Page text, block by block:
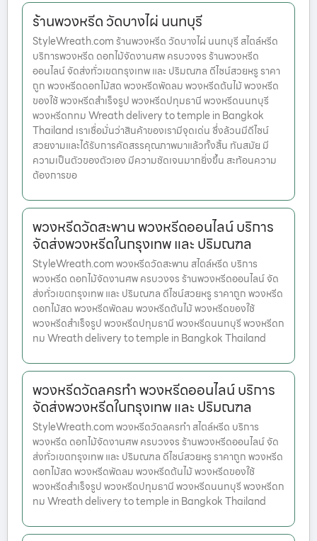
ร้านพวงหรีด วัดบางไผ่ นนทบุรี
StyleWreath.com ร้านพวงหรีด วัดบางไผ่ นนทบุรี สไตล์หรีด
บริการพวงหรีด ดอกไม้จัดงานศพ ครบวงจร ร้านพวงหรีด
ออนไลน์ จัดส่งทั่วเขตกรุงเทพ และ ปริมณฑล ดีไซน์สวยหรู ราคา
ถูก พวงหรีดดอกไม้สด พวงหรีดพัดลม พวงหรีดต้นไม้ พวงหรีด
ของใช้ พวงหรีดสำเร็จรูป พวงหรีดปทุมธานี พวงหรีดนนทบุรี
พวงหรีดกทม Wreath delivery to temple in Bangkok
Thailand เราเชื่อมั่นว่าสินค้าของเรามีจุดเด่น ซึ่งล้วนมีดีไซน์
สวยงามและได้รับการคัดสรรคุณภาพมาแล้วทั้งสิ้น ทันสมัย มี
ความเป็นตัวของตัวเอง มีความชัดเจนมากยิ่งขึ้น สะท้อนความ
ต้องการขอ
พวงหรีดวัดสะพาน พวงหรีดออนไลน์ บริการ
จัดส่งพวงหรีดในกรุงเทพ และ ปริมณฑล
StyleWreath.com พวงหรีดวัดสะพาน สไตล์หรีด บริการ
พวงหรีด ดอกไม้จัดงานศพ ครบวงจร ร้านพวงหรีดออนไลน์ จัด
ส่งทั่วเขตกรุงเทพ และ ปริมณฑล ดีไซน์สวยหรู ราคาถูก พวงหรีด
ดอกไม้สด พวงหรีดพัดลม พวงหรีดต้นไม้ พวงหรีดของใช้
พวงหรีดสำเร็จรูป พวงหรีดปทุมธานี พวงหรีดนนทบุรี พวงหรีดก
ทม Wreath delivery to temple in Bangkok Thailand
พวงหรีดวัดลครทำ พวงหรีดออนไลน์ บริการ
จัดส่งพวงหรีดในกรุงเทพ และ ปริมณฑล
StyleWreath.com พวงหรีดวัดลครทำ สไตล์หรีด บริการ
พวงหรีด ดอกไม้จัดงานศพ ครบวงจร ร้านพวงหรีดออนไลน์ จัด
ส่งทั่วเขตกรุงเทพ และ ปริมณฑล ดีไซน์สวยหรู ราคาถูก พวงหรีด
ดอกไม้สด พวงหรีดพัดลม พวงหรีดต้นไม้ พวงหรีดของใช้
พวงหรีดสำเร็จรูป พวงหรีดปทุมธานี พวงหรีดนนทบุรี พวงหรีดก
ทม Wreath delivery to temple in Bangkok Thailand